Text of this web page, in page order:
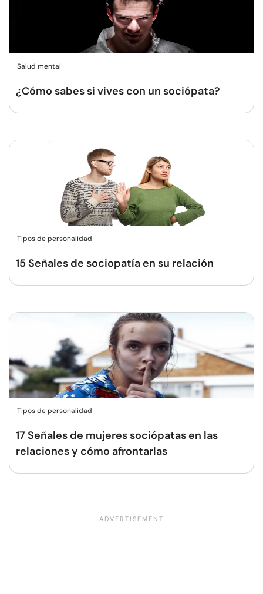
Salud mental
¿Cómo sabes si vives con un sociópata?
Tipos de personalidad
15 Señales de sociopatía en su relación
Tipos de personalidad
17 Señales de mujeres sociópatas en las
relaciones y cómo afrontarlas